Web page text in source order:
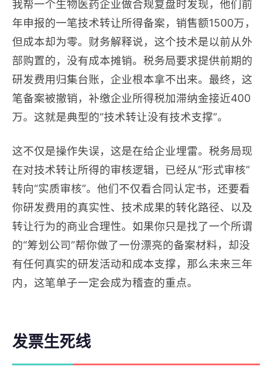
我帮一个生物医药企业做合规复盘时发现，他们前
年申报的一笔技术转让所得备案，销售额1500万，
但成本却为零。财务解释说，这个技术是以前从外
部购置的，没有成本摊销。税务局要求提供前期的
研发费用归集台账，企业根本拿不出来。最终，这
笔备案被撤销，补缴企业所得税加滞纳金接近400
万。这就是典型的“技术转让没有技术支撑”。
这不仅是操作失误，这是在给企业埋雷。税务局现
在对技术转让所得的审核逻辑，已经从“形式审核”
转向“实质审核”。他们不仅看合同认定书，还要看
你研发费用的真实性、技术成果的转化路径、以及
转让行为的商业合理性。如果你只是找了一个所谓
的“筹划公司”帮你做了一份漂亮的备案材料，却没
有任何真实的研发活动和成本支撑，那么未来三年
内，这笔单子一定会成为稽查的重点。
发票生死线